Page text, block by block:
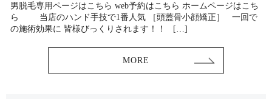
男脱毛専用ページはこちら web予約はこちら ホームページはこち
ら 当店のハンド手技で1番人気 ［頭蓋骨小顔矯正］ 一回で
の施術効果に 皆様びっくりされます！！ […]
MORE